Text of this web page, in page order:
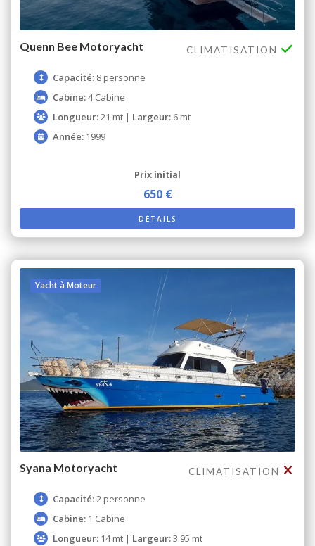
Quenn Bee Motoryacht CLIMATISATION
Capacité: 8 personne
Cabine:4 Cabine
Longueur:21 mt | Largeur: 6 mt
Année: 1999
Prix ​​initial
650 €
DÉTAILS
Yacht à Moteur
Syana Motoryacht CLIMATISATION
Capacité:2 personne
Cabine: 1 Cabine
Longueur: 14 mt | Largeur:3.95 mt